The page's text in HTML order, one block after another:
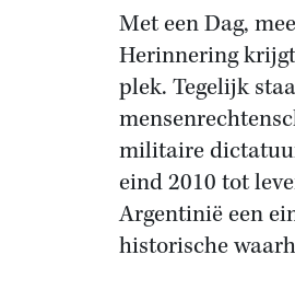
Met een Dag,
Herinnering
plek. Tegelijk
militaire
eind 2010 tot
Argentinië een
historische